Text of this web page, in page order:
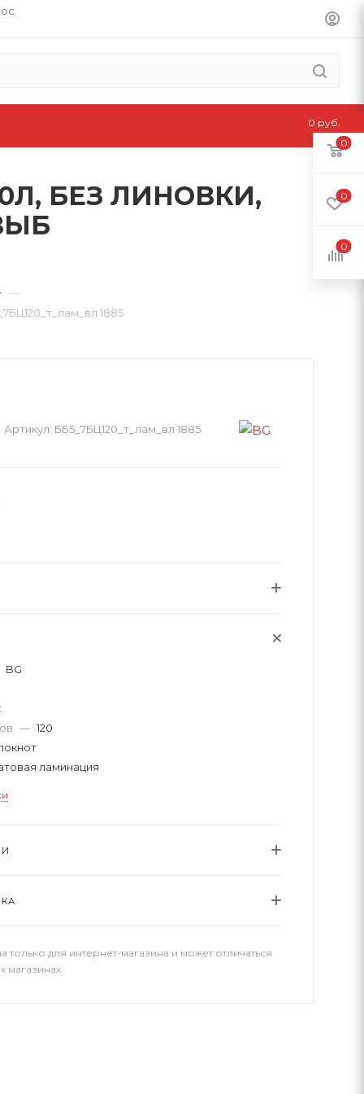
БЕЗ ЛИНОВКИ,
—
1885
Артикул: ББ5_7БЦ120_т_лам_вл 1885
BG
— 120
ламинация
только для интернет-магазина и может отличаться
магазинах
0
0
0
0 руб.